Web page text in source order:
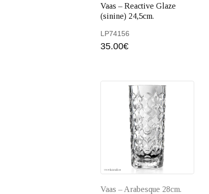
Vaas – Reactive Glaze
(sinine) 24,5cm.
LP74156
35.00€
Vaas – Arabesque 28cm.